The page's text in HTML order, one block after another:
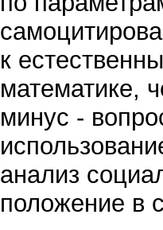
к
математике,
минус -
анализ
положение в